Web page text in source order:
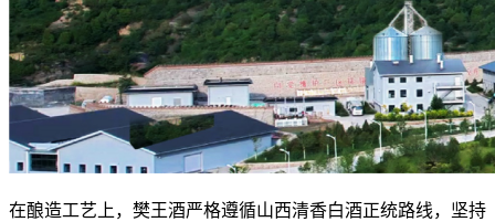
在酿造工艺上，樊王酒严格遵循山西清香白酒正统路线，坚持